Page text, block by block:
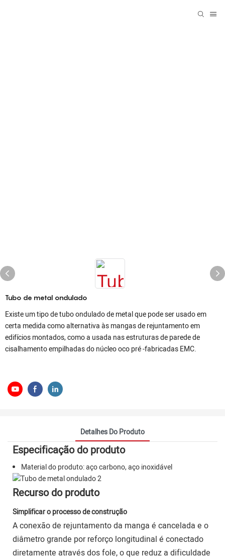
Tubo de metal ondulado
Existe um tipo de tubo ondulado de metal que pode ser usado em
certa medida como alternativa às mangas de rejuntamento em
edifícios montados, como a usada nas estruturas de parede de
cisalhamento empilhadas do núcleo oco pré -fabricadas EMC.
Detalhes Do Produto
Especificação do produto
Material do produto: aço carbono, aço inoxidável
Recurso do produto
Simplificar o processo de construção
A conexão de rejuntamento da manga é cancelada e o
diâmetro grande por reforço longitudinal é conectado
diretamente através dos fole, o que reduz a dificuldade